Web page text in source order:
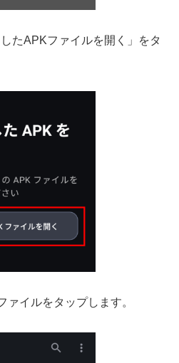
たAPKファイルを開く」をタ
ァイルをタップします。